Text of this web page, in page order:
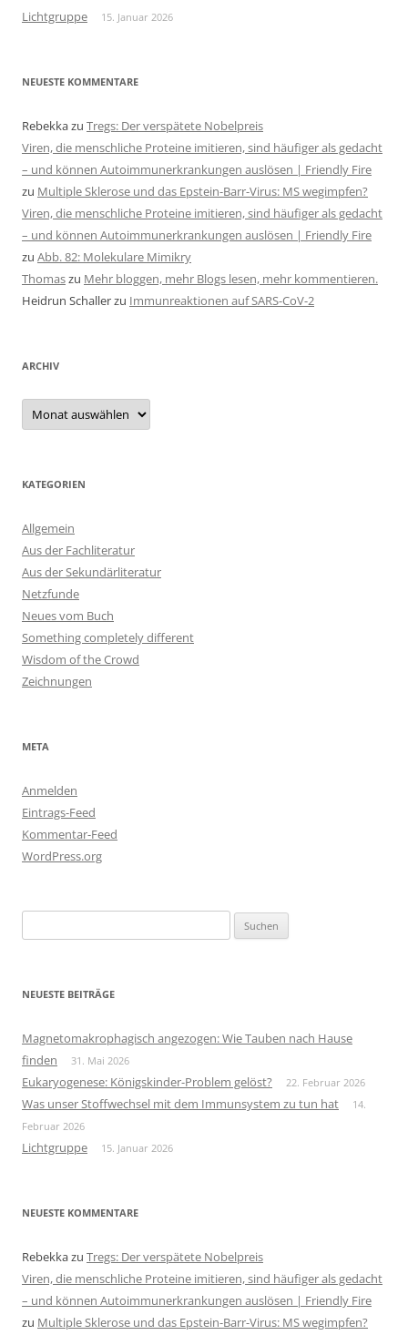
Lichtgruppe 15. Januar 2026
NEUESTE KOMMENTARE
Rebekkazu Tregs: Der verspätete Nobelpreis
Viren, die menschliche Proteine imitieren, sind häufiger als gedacht
– und können Autoimmunerkrankungen auslösen | Friendly Fire
zu Multiple Sklerose und das Epstein-Barr-Virus: MS wegimpfen?
Viren, die menschliche Proteine imitieren, sind häufiger als gedacht
– und können Autoimmunerkrankungen auslösen | Friendly Fire
zu Abb. 82: Molekulare Mimikry
Thomaszu Mehr bloggen, mehr Blogs lesen, mehr kommentieren.
Heidrun Schallerzu Immunreaktionen auf SARS-CoV-2
ARCHIV
Archiv
KATEGORIEN
Allgemein
Aus der Fachliteratur
Aus der Sekundärliteratur
Netzfunde
Neues vom Buch
Something completely different
Wisdom of the Crowd
Zeichnungen
META
Anmelden
Eintrags-Feed
Kommentar-Feed
WordPress.org
nach:
NEUESTE BEITRÄGE
Magnetomakrophagisch angezogen: Wie Tauben nach Hause
finden
31. Mai 2026
Eukaryogenese: Königskinder-Problem gelöst? 22. Februar 2026
Was unser Stoffwechsel mit dem Immunsystem zu tun hat
14.
Februar 2026
Lichtgruppe 15. Januar 2026
NEUESTE KOMMENTARE
Rebekkazu Tregs: Der verspätete Nobelpreis
Viren, die menschliche Proteine imitieren, sind häufiger als gedacht
– und können Autoimmunerkrankungen auslösen | Friendly Fire
zu Multiple Sklerose und das Epstein-Barr-Virus: MS wegimpfen?